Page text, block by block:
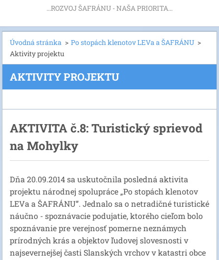
...ROZVOJ ŠAFRÁNU - NAŠA PRIORITA...
Úvodná stránka > Po stopách klenotov LEVa a ŠAFRÁNU >
Aktivity projektu
AKTIVITY PROJEKTU
AKTIVITA č.8: Turistický sprievod
na Mohylky
Dňa 20.09.2014 sa uskutočnila posledná aktivita
projektu národnej spolupráce „Po stopách klenotov
LEVa a ŠAFRÁNU”. Jednalo sa o netradičné turistické
náučno - spoznávacie podujatie, ktorého cieľom bolo
spoznávanie pre verejnosť pomerne neznámych
prírodných krás a objektov ľudovej slovesnosti v
najsevernejšej časti Slanských vrchov v katastri obce